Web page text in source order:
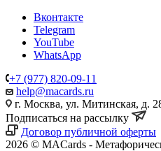
Вконтакте
Telegram
YouTube
WhatsApp
+7 (977) 820-09-11
help@macards.ru
г. Москва, ул. Митинская, д.
Подписаться на рассылку
Договор публичной оферты
2026 © MACards -